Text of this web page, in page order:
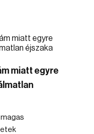
miatt egyre